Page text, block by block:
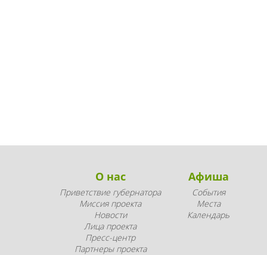
О нас
Приветствие губернатора
Миссия проекта
Новости
Лица проекта
Пресс-центр
Партнеры проекта
Афиша
События
Места
Календарь